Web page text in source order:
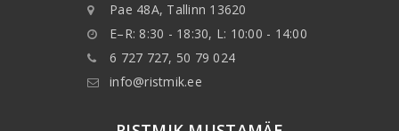
Pae 48A, Tallinn 13620
E–R: 8:30 - 18:30, L: 10:00 - 14:00
6 727 727, 50 79 024
info@ristmik.ee